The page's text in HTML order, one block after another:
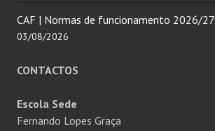
CAF | Normas de funcionamento 2026/27
03/08/2026
CONTACTOS
Escola Sede
Fernando Lopes Graça